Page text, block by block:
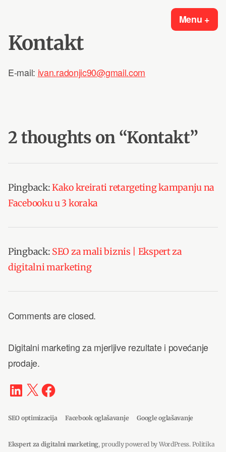
content
Digitalni marketing za mjerljive rezultate i povećanje prodaje.Menu +
Kontakt
E-mail: ivan.radonjic90@gmail.com
2 thoughts on “Kontakt”
Pingback:Kako kreirati retargeting kampanju na
Facebooku u 3 koraka
Pingback: SEO za mali biznis | Ekspert za
digitalni marketing
Comments are closed.
Digitalni marketing za mjerljive rezultate i povećanje
prodaje.
LinkedIn
X Facebook
SEO optimizacija Facebook oglašavanje Google oglašavanje
Ekspert za digitalni marketing, proudly powered by WordPress. Politika